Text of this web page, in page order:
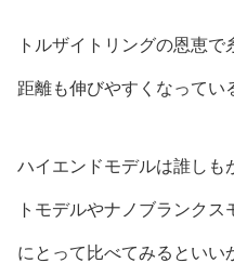
トルザイトリングの恩恵
距離も伸びやすくなってい
ハイエンドモデルは誰しも
トモデルやナノブランク
にとって比べてみるといい